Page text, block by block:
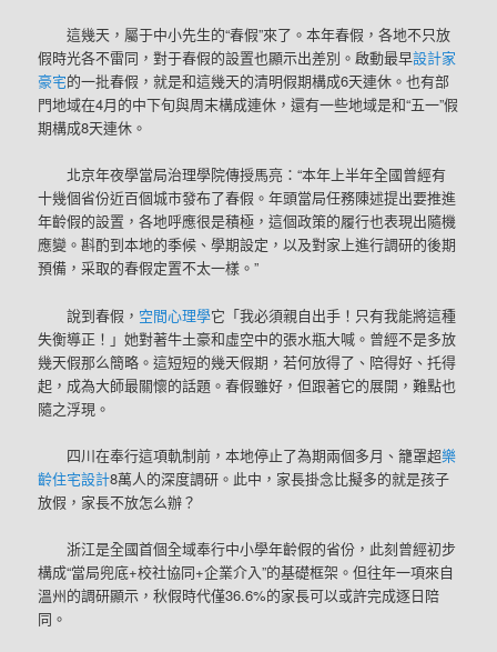
這幾天，屬于中小先生的“春假”來了。本年春假，各地不只放
假時光各不雷同，對于春假的設置也顯示出差別。啟動最早設計家
豪宅的一批春假，就是和這幾天的清明假期構成6天連休。也有部
門地域在4月的中下旬與周末構成連休，還有一些地域是和“五一”假
期構成8天連休。
北京年夜學當局治理學院傳授馬亮：“本年上半年全國曾經有
十幾個省份近百個城市發布了春假。年頭當局任務陳述提出要推進
年齡假的設置，各地呼應很是積極，這個政策的履行也表現出隨機
應變。斟酌到本地的季候、學期設定，以及對家上進行調研的後期
預備，采取的春假定置不太一樣。”
說到春假， 空間心理學它「我必須親自出手！只有我能將這種
失衡導正！」她對著牛土豪和虛空中的張水瓶大喊。曾經不是多放
幾天假那么簡略。這短短的幾天假期，若何放得了、陪得好、托得
起，成為大師最關懷的話題。春假雖好，但跟著它的展開，難點也
隨之浮現。
四川在奉行這項軌制前，本地停止了為期兩個多月、籠罩超樂
齡住宅設計8萬人的深度調研。此中，家長掛念比擬多的就是孩子
放假，家長不放怎么辦？
浙江是全國首個全域奉行中小學年齡假的省份，此刻曾經初步
構成“當局兜底+校社協同+企業介入”的基礎框架。但往年一項來自
溫州的調研顯示，秋假時代僅36.6%的家長可以或許完成逐日陪
同。